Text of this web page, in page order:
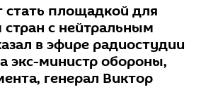
площадкой для
с нейтральным
в эфире радиостудии
экс-министр обороны,
генерал Виктор